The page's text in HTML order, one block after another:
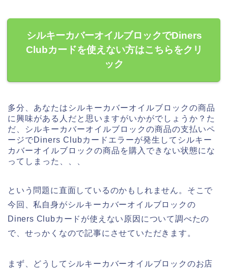
シルキーカバーオイルブロックでDiners
Clubカードを使えない方はこちらをクリ
ック
多分、あなたはシルキーカバーオイルブロックの商品
に興味がある人だと思いますがいかがでしょうか？た
だ、シルキーカバーオイルブロックの商品の支払いペ
ージでDiners Clubカードエラーが発生してシルキー
カバーオイルブロックの商品を購入できない状態にな
ってしまった、、、
という問題に直面しているのかもしれません。そこで
今回、私自身がシルキーカバーオイルブロックの
Diners Clubカードが使えない原因について調べたの
で、せっかくなので記事にさせていただきます。
まず、どうしてシルキーカバーオイルブロックのお店